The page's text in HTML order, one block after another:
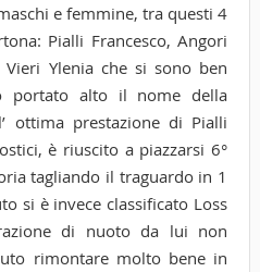
e femmine, tra questi 4
Pialli Francesco, Angori
Vieri Ylenia che si sono ben
portato alto il nome della
ottima prestazione di Pialli
è riuscito a piazzarsi 6°
tagliando il traguardo in 1
si è invece classificato Loss
di nuoto da lui non
rimontare molto bene in